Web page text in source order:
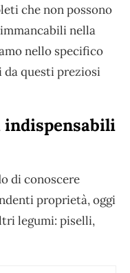
che non possono
nella
nello specifico
questi preziosi
di conoscere
proprietà, oggi
legumi: piselli,